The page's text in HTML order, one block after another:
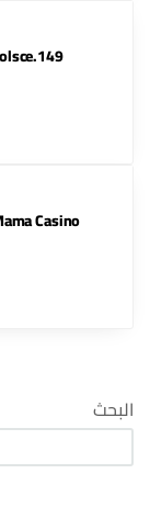
Casino
البحث